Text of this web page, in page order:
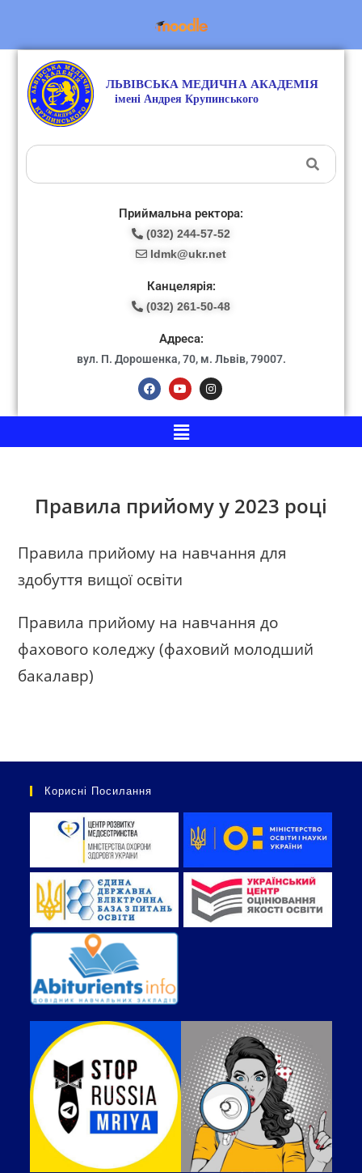
Приймальна ректора:
(032) 244-57-52
ldmk@ukr.net
Канцелярія:
(032) 261-50-48
Адреса:
вул. П. Дорошенка, 70, м. Львів, 79007.
Правила прийому у 2023 році
Правила прийому на навчання для
здобуття вищої освіти
Правила прийому на навчання до
фахового коледжу (фаховий молодший
бакалавр)
Корисні Посилання